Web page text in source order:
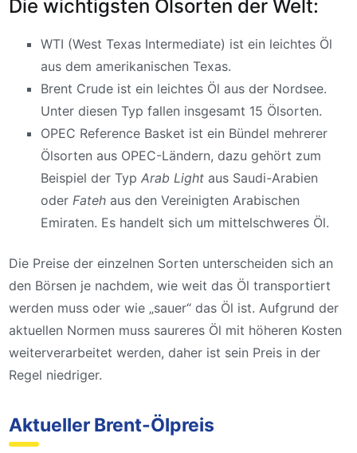
Die wichtigsten Ölsorten der Welt:
WTI (West Texas Intermediate) ist ein leichtes Öl
aus dem amerikanischen Texas.
Brent Crude ist ein leichtes Öl aus der Nordsee.
Unter diesen Typ fallen insgesamt 15 Ölsorten.
OPEC Reference Basket ist ein Bündel mehrerer
Ölsorten aus OPEC-Ländern, dazu gehört zum
Beispiel der Typ Arab Light aus Saudi-Arabien
oder Fateh aus den Vereinigten Arabischen
Emiraten. Es handelt sich um mittelschweres Öl.
Die Preise der einzelnen Sorten unterscheiden sich an
den Börsen je nachdem, wie weit das Öl transportiert
werden muss oder wie „sauer“ das Öl ist. Aufgrund der
aktuellen Normen muss saureres Öl mit höheren Kosten
weiterverarbeitet werden, daher ist sein Preis in der
Regel niedriger.
Aktueller Brent-Ölpreis